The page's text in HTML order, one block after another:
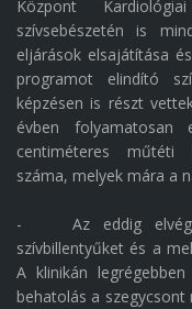
Központ
szívsebészetén is
eljárások elsajátítása
programot elindító
képzésen is részt
évben
centiméteres műtéti
száma, melyek mára a
- Az eddig
szívbillentyűket és a
A klinikán
behatolás a